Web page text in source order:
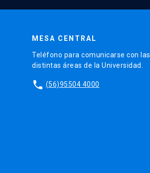
MESA CENTRAL
Teléfono para comunicarse con las
distintas áreas de la Universidad.
phone (56)95504 4000